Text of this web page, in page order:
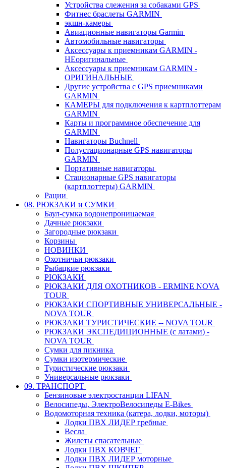
Устройства слежения за собаками GPS
Фитнес браслеты GARMIN
экшн-камеры
Авиационные навигаторы Garmin
Автомобильные навигаторы
Аксессуары к приемникам GARMIN -
НЕоригинальные
Аксессуары к приемникам GARMIN -
ОРИГИНАЛЬНЫЕ
Другие устройства с GPS приемниками
GARMIN
КАМЕРЫ для подключения к картплоттерам
GARMIN
Карты и программное обеспечение для
GARMIN
Навигаторы Buchnell
Полустационарные GPS навигаторы
GARMIN
Портативные навигаторы
Стационарные GPS навигаторы
(картплоттеры) GARMIN
Рации
08. РЮКЗАКИ и СУМКИ
Баул-сумка водонепроницаемая
Дачные рюкзаки
Загородные рюкзаки
Корзины
НОВИНКИ
Охотничьи рюкзаки
Рыбацкие рюкзаки
РЮКЗАКИ
РЮКЗАКИ ДЛЯ ОХОТНИКОВ - ERMINE NOVA
TOUR
РЮКЗАКИ СПОРТИВНЫЕ УНИВЕРСАЛЬНЫЕ -
NOVA TOUR
РЮКЗАКИ ТУРИСТИЧЕСКИЕ -- NOVA TOUR
РЮКЗАКИ ЭКСПЕДИЦИОННЫЕ (с латами) -
NOVA TOUR
Сумки для пикника
Сумки изотермические
Туристические рюкзаки
Универсальные рюкзаки
09. ТРАНСПОРТ
Бензиновые электростанции LIFAN
Велосипеды, ЭлектроВелосипеды E-Bikes
Водомоторная техника (катера, лодки, моторы)
Лодки ПВХ ЛИДЕР гребные
Весла
Жилеты спасательные
Лодки ПВХ КОВЧЕГ
Лодки ПВХ ЛИДЕР моторные